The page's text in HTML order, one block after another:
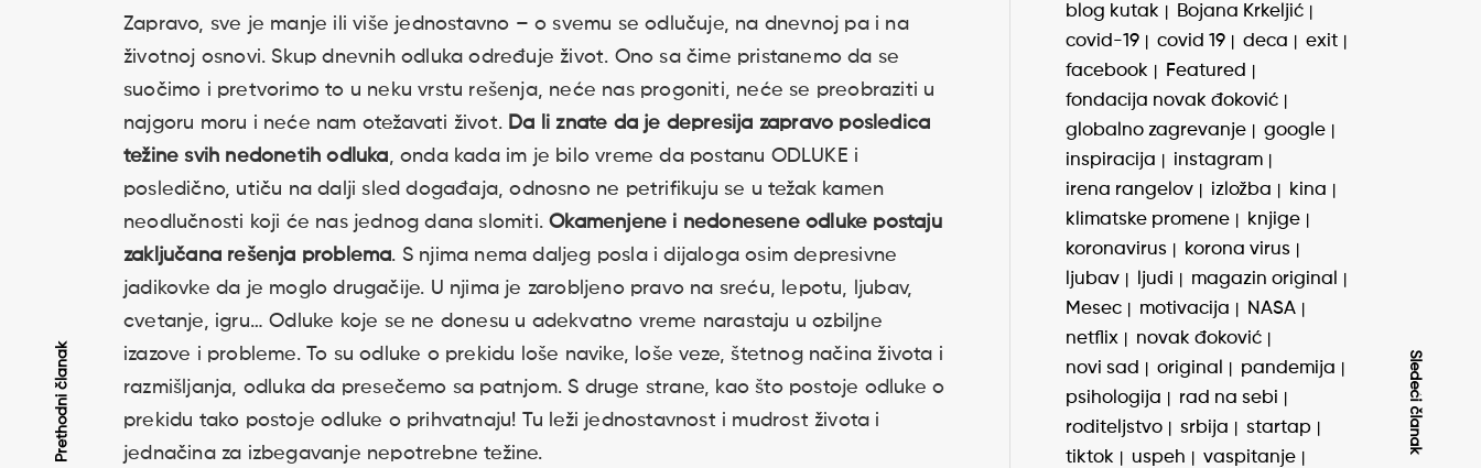
Zapravo, sve je manje ili više jednostavno – o svemu se odlučuje, na dnevnoj pa i na
životnoj osnovi. Skup dnevnih odluka određuje život. Ono sa čime pristanemo da se
suočimo i pretvorimo to u neku vrstu rešenja, neće nas progoniti, neće se preobraziti u
najgoru moru i neće nam otežavati život. Da li znate da je depresija zapravo posledica
težine svih nedonetih odluka , onda kada im je bilo vreme da postanu ODLUKE i
posledično, utiču na dalji sled događaja, odnosno ne petrifikuju se u težak kamen
neodlučnosti koji će nas jednog dana slomiti.Okamenjene i nedonesene odluke postaju
zaključana rešenja problema. S njima nema daljeg posla i dijaloga osim depresivne
jadikovke da je moglo drugačije. U njima je zarobljeno pravo na sreću, lepotu, ljubav,
cvetanje, igru… Odluke koje se ne donesu u adekvatno vreme narastaju u ozbiljne
izazove i probleme. To su odluke o prekidu loše navike, loše veze, štetnog načina života i
razmišljanja, odluka da presečemo sa patnjom. S druge strane, kao što postoje odluke o
prekidu tako postoje odluke o prihvatnaju! Tu leži jednostavnost i mudrost života i
jednačina za izbegavanje nepotrebne težine.
Kretanje
članaka
Prethodni članak Sledeći članak
blog kutak
Bojana Krkeljić
covid-19
covid 19 deca
exit
facebook
Featured
fondacija novak đoković
globalno zagrevanje
google
inspiracija
instagram
irena rangelov
izložba
kina
klimatske promene
knjige
koronavirus
korona virus
ljubav
ljudi
magazin original
Mesec
motivacija
NASA
netflix
novak đoković
novi sad
original
pandemija
psihologija
rad na sebi
roditeljstvo
srbija
startap
tiktok
uspeh
vaspitanje